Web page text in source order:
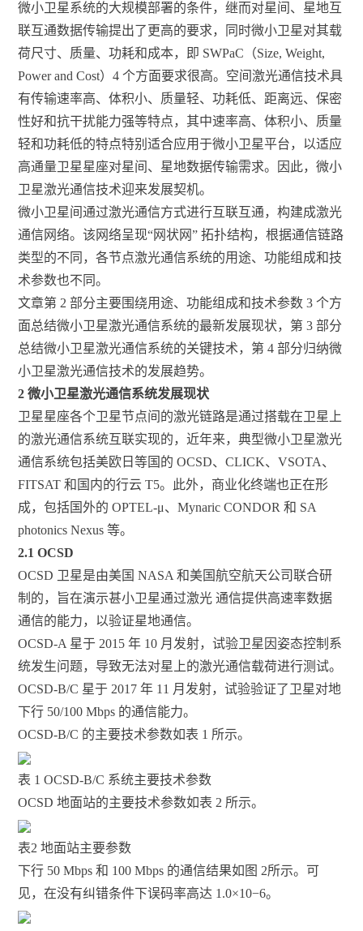
微小卫星系统的大规模部署的条件，继而对星间、星地互
联互通数据传输提出了更高的要求，同时微小卫星对其载
荷尺寸、质量、功耗和成本，即 SWPaC（Size, Weight,
Power and Cost）4 个方面要求很高。空间激光通信技术具
有传输速率高、体积小、质量轻、功耗低、距离远、保密
性好和抗干扰能力强等特点，其中速率高、体积小、质量
轻和功耗低的特点特别适合应用于微小卫星平台，以适应
高通量卫星星座对星间、星地数据传输需求。因此，微小
卫星激光通信技术迎来发展契机。
微小卫星间通过激光通信方式进行互联互通，构建成激光
通信网络。该网络呈现“网状网” 拓扑结构，根据通信链路
类型的不同，各节点激光通信系统的用途、功能组成和技
术参数也不同。
文章第 2 部分主要围绕用途、功能组成和技术参数 3 个方
面总结微小卫星激光通信系统的最新发展现状，第 3 部分
总结微小卫星激光通信系统的关键技术，第 4 部分归纳微
小卫星激光通信技术的发展趋势。
2 微小卫星激光通信系统发展现状
卫星星座各个卫星节点间的激光链路是通过搭载在卫星上
的激光通信系统互联实现的，近年来，典型微小卫星激光
通信系统包括美欧日等国的 OCSD、CLICK、VSOTA、
FITSAT 和国内的行云 T5。此外，商业化终端也正在形
成，包括国外的 OPTEL-μ、Mynaric CONDOR 和 SA
photonics Nexus 等。
2.1 OCSD
OCSD 卫星是由美国 NASA 和美国航空航天公司联合研
制的，旨在演示甚小卫星通过激光 通信提供高速率数据
通信的能力，以验证星地通信。
OCSD-A 星于 2015 年 10 月发射，试验卫星因姿态控制系
统发生问题，导致无法对星上的激光通信载荷进行测试。
OCSD-B/C 星于 2017 年 11 月发射，试验验证了卫星对地
下行 50/100 Mbps 的通信能力。
OCSD-B/C 的主要技术参数如表 1 所示。
表 1 OCSD-B/C 系统主要技术参数
OCSD 地面站的主要技术参数如表 2 所示。
表2 地面站主要参数
下行 50 Mbps 和 100 Mbps 的通信结果如图 2所示。可
见，在没有纠错条件下误码率高达 1.0×10−6。